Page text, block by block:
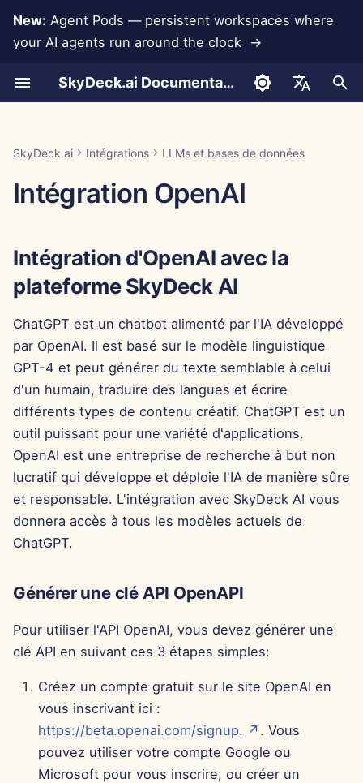
New: Agent Pods — persistent workspaces where
your AI agents run around the clock →
SkyDeck.ai Documentation
العربية
Français
日本語
한국어
Português
Tiếng Việt
简体中文
繁體中文
I
n
s
a
t
i
o
n
d
l
a
c
Téléchargement de
Partage et collaboration
Synchronisation Slack
Instantanés publics
Navigation Web
Pods
Outils
Assistant SQL
Révision d'accord légal
quoi
Consultant stratégique
Générateur d'images
Sécurité des données
Deploy Agents to Your
Guide de configuration
Configurer les
Organiser les équipes
Curater des outils
Gérer les membres
Facturation
Acheter des crédits
Plans et mises à niveau
modèles
OpenAPI
Centre de Contrôle
SkyDeck AI
Intégration Slack
outils LLM
d'interface utilisateur
sur du texte
outils intelligents
Politique de confidentialité
Avis sur les cookies
Jan 23rd, 2026
Jan 16th, 2026
Jan 2nd, 2026
Dec 19th, 2025
Dec 12th, 2025
Dec 5th, 2025
Nov 28th, 2025
Nov 21st, 2025
Nov 14th, 2025
31 oct. 2025
5 sept. 2025
22 août 2025
15 août 2025
de bugs
Documentation prête pour
SkyDeck.ai Intégrations LLMs et bases de données
Intégration OpenAI
Intégration d'OpenAI avec la
plateforme SkyDeck AI
ChatGPT est un chatbot alimenté par l'IA développé
par OpenAI. Il est basé sur le modèle linguistique
GPT-4 et peut générer du texte semblable à celui
d'un humain, traduire des langues et écrire
différents types de contenu créatif. ChatGPT est un
outil puissant pour une variété d'applications.
OpenAI est une entreprise de recherche à but non
lucratif qui développe et déploie l'IA de manière sûre
et responsable. L'intégration avec SkyDeck AI vous
donnera accès à tous les modèles actuels de
ChatGPT.
Générer une clé API OpenAPI
Pour utiliser l'API OpenAI, vous devez générer une
clé API en suivant ces 3 étapes simples:
Créez un compte gratuit sur le site OpenAI en
vous inscrivant ici :
https://beta.openai.com/signup. ↗ . Vous
pouvez utiliser votre compte Google ou
Microsoft pour vous inscrire, ou créer un